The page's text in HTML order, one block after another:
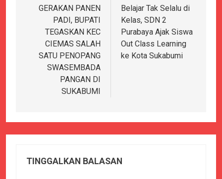
posGERAKAN PANEN
PADI, BUPATI
TEGASKAN KEC
CIEMAS SALAH
SATU PENOPANG
SWASEMBADA
PANGAN DI
SUKABUMI
Belajar Tak Selalu di
Kelas, SDN 2
Purabaya Ajak Siswa
Out Class Learning
ke Kota Sukabumi
TINGGALKAN BALASAN